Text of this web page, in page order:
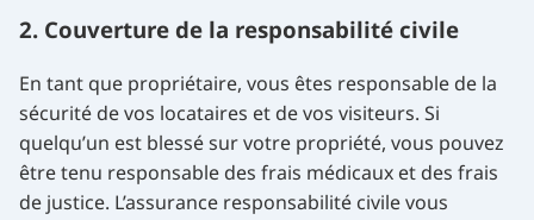
2. Couverture de la responsabilité civile
En tant que propriétaire, vous êtes responsable de la
sécurité de vos locataires et de vos visiteurs. Si
quelqu’un est blessé sur votre propriété, vous pouvez
être tenu responsable des frais médicaux et des frais
de justice. L’assurance responsabilité civile vous